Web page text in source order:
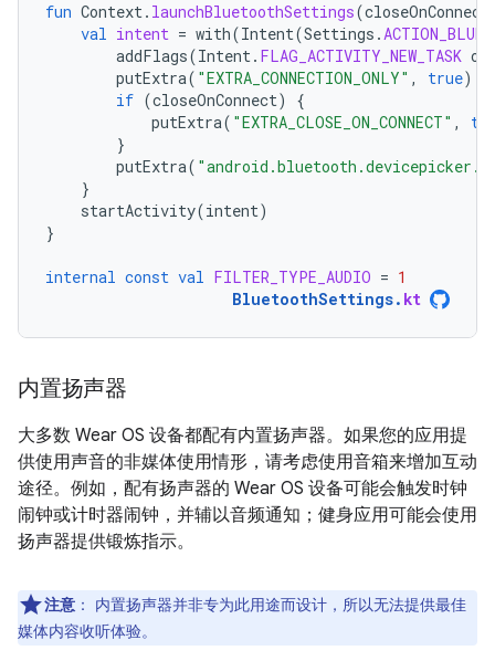
fun Context. launchBluetoothSettings(closeOnConnect
val intent = with(Intent(Settings .
addFlags(Intent. FLAG_ACTIVITY_NEW_TASK or
putExtra( "EXTRA_CONNECTION_ONLY" , true)
if (closeOnConnect)
{
putExtra( "EXTRA_CLOSE_ON_CONNECT" ,
}
putExtra(
}
startActivity(intent)
}
internal const val FILTER_TYPE_AUDIO = 1
BluetoothSettings. kt
内置扬声器
大多数 Wear OS 设备都配有内置扬声器。如果您的应用提
供使用声音的非媒体使用情形，请考虑使用音箱来增加互动
途径。例如，配有扬声器的 Wear OS 设备可能会触发时钟
闹钟或计时器闹钟，并辅以音频通知；健身应用可能会使用
扬声器提供锻炼指示。
注意 ：
内置扬声器并非专为此用途而设计，所以无法提供最佳
媒体内容收听体验。